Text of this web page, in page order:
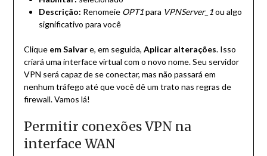
Descrição: Renomeie OPT1para VPNServer_1ou algo
significativo para você
Cliqueem Salvare, em seguida, Aplicar alterações. Isso
criará uma interface virtual com o novo nome. Seu servidor
VPN será capaz de se conectar, mas não passará em
nenhum tráfego até que você dê um trato nas regras de
firewall. Vamos lá!
Permitir conexões VPN na
interface WAN